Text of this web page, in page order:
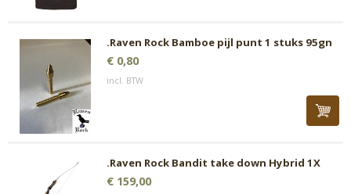
.Raven Rock Bamboe pijl punt 1 stuks 95gn
€ 0,80
incl. BTW
.Raven Rock Bandit take down Hybrid 1X
€ 159,00